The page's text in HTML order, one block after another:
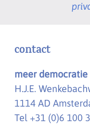
contact
meer democratie
H.J.E.
1114 AD
Tel +31 (0)6 100